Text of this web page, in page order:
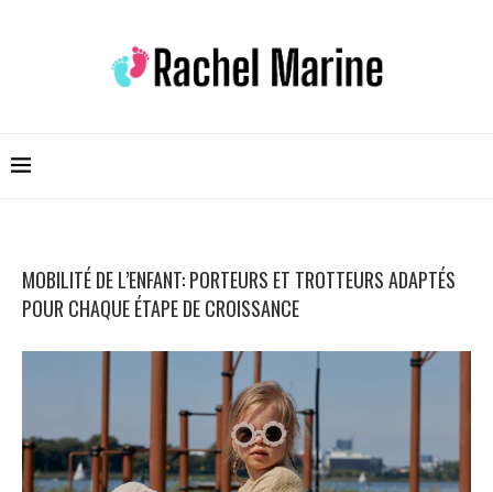
MOBILITÉ DE L’ENFANT: PORTEURS ET TROTTEURS ADAPTÉS
POUR CHAQUE ÉTAPE DE CROISSANCE